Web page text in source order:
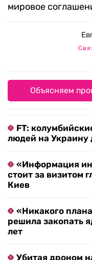
мировое
Объясняем
FT:
людей на Украину
«Информация
стоит за визитом
Киев
«Никакого
решила закопать
лет
Убитая дроном